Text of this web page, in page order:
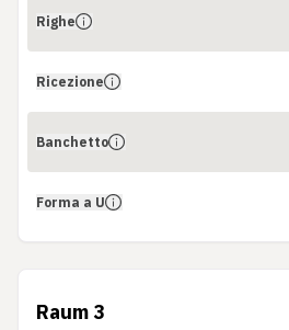
Righe
Ricezione
Banchetto
Forma a U
Raum 3